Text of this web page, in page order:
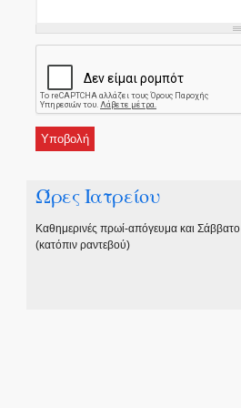
Ώρες Ιατρείου
Καθημερινές πρωί-απόγευμα και Σάββατο
(κατόπιν ραντεβού)